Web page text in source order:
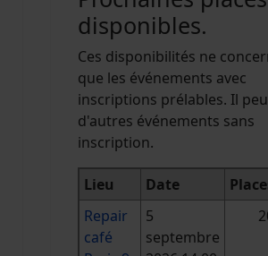
disponibles.
Ces disponibilités ne
que les événements avec
inscriptions prélables. Il
d'autres événements sans
inscription.
Lieu Date
Repair
café
5
septembre